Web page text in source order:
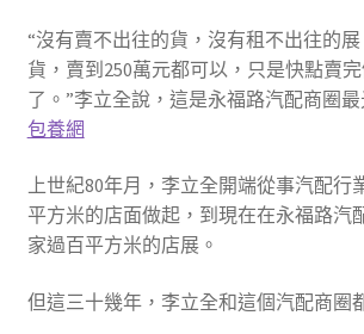
“沒有賣不出往的貨，沒有租不出往的
貨，賣到250萬元都可以，只是快點賣
了。”李立全說，這是永福路汽配商圈最
包養網
上世紀80年月，李立全開端從事汽配行
平方米的店面做起，到現在在永福路汽
家過百平方米的店展。
但這三十幾年，李立全和這個汽配商圈